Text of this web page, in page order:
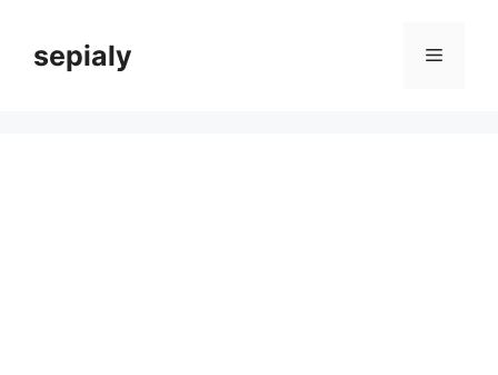
sepialy 메